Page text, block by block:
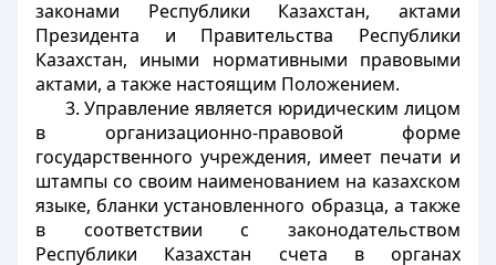
законами Республики Казахстан, актами
Президента и Правительства Республики
Казахстан, иными нормативными правовыми
актами, а также настоящим Положением.
3. Управление является юридическим лицом
в организационно-правовой форме
государственного учреждения, имеет печати и
штампы со своим наименованием на казахском
языке, бланки установленного образца, а также
в соответствии с законодательством
Республики Казахстан счета в органах